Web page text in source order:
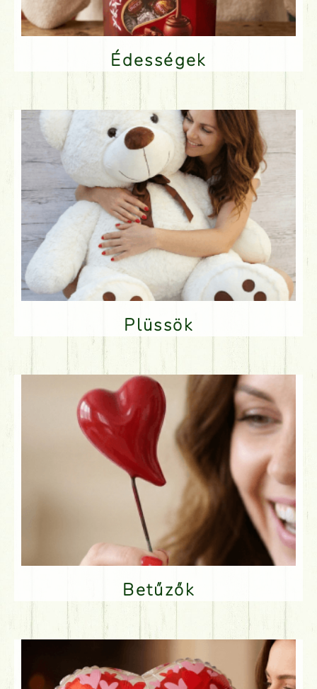
Édességek
Plüssök
Betűzők